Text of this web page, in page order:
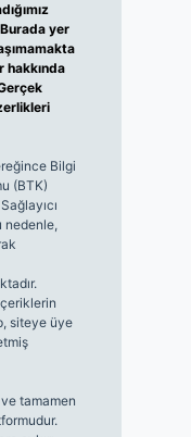
yer
hakkında
Bilgi
(BTK)
nedenle,
siteye üye
tamamen